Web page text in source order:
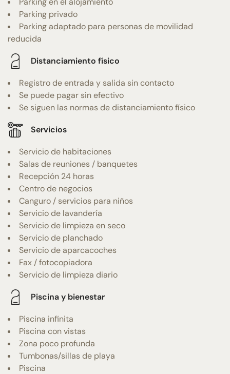
Parking privado
Parking adaptado para personas de movilidad
reducida
Distanciamiento físico
Registro de entrada y salida sin contacto
Se puede pagar sin efectivo
Se siguen las normas de distanciamiento físico
Servicios
Servicio de habitaciones
Salas de reuniones / banquetes
Recepción 24 horas
Centro de negocios
Canguro / servicios para niños
Servicio de lavandería
Servicio de limpieza en seco
Servicio de planchado
Servicio de aparcacoches
Fax / fotocopiadora
Servicio de limpieza diario
Piscina y bienestar
Piscina infinita
Piscina con vistas
Zona poco profunda
Tumbonas/sillas de playa
Piscina